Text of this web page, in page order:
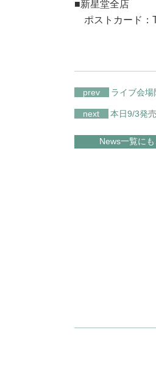
■新星堂全店
ポストカード：
prev ライブ会場
next 本日9/3発
News一覧にも